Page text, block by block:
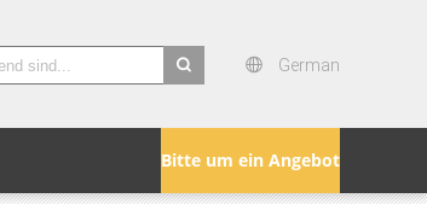
German
Bitte um ein Angebot